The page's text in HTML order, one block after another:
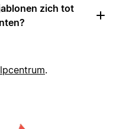
zich tot
.